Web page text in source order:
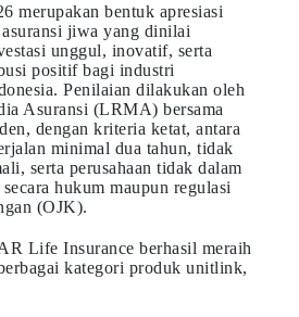
merupakan bentuk apresiasi
asuransi jiwa yang dinilai
unggul, inovatif, serta
positif bagi industri
Penilaian dilakukan oleh
Asuransi (LRMA) bersama
dengan kriteria ketat, antara
minimal dua tahun, tidak
serta perusahaan tidak dalam
hukum maupun regulasi
(OJK).
Life Insurance berhasil meraih
kategori produk unitlink,